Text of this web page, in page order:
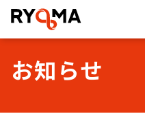
株式会社
お知らせ